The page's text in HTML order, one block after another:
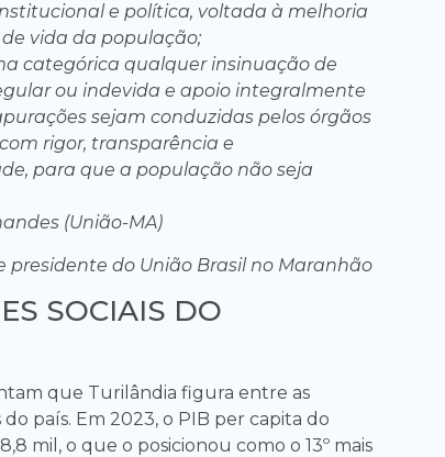
e política, voltada à melhoria
vida da população;
categórica qualquer insinuação de
ou indevida e apoio integralmente
sejam conduzidas pelos órgãos
rigor, transparência e
para que a população não seja
(União-MA)
presidente do União Brasil no Maranhão
SOCIAIS DO
que Turilândia figura entre as
país. Em 2023, o PIB per capita do
mil, o que o posicionou como o 13º mais